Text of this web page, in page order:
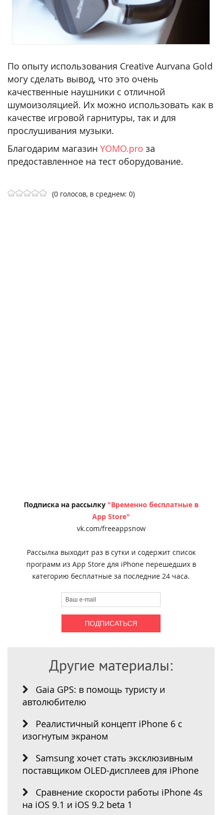
По опыту использования Creative Aurvana Gold
могу сделать вывод, что это очень
качественные наушники с отличной
шумоизоляцией. Их можно использовать как в
качестве игровой гарнитуры, так и для
прослушивания музыки.
Благодарим магазин YOMO.pro за
предоставленное на тест оборудование.
(0 голосов, в среднем: 0)
Подписка на рассылку "Временно бесплатные в
App Store"
vk.com/freeappsnow
Рассылка выходит раз в сутки и содержит список
программ из App Store для iPhone перешедших в
категорию бесплатные за последние 24 часа.
Другие материалы:
Gaia GPS: в помощь туристу и
автолюбителю
Реалистичный концепт iPhone 6 с
изогнутым экраном
Samsung хочет стать эксклюзивным
поставщиком OLED-дисплеев для iPhone
Сравнение скорости работы iPhone 4s
на iOS 9.1 и iOS 9.2 beta 1